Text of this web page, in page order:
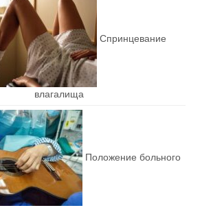
Спринцевание
влагалища
Положение больного